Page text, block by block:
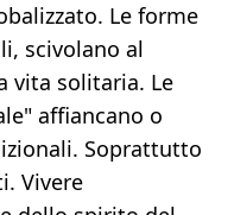
Le forme
scivolano al
vita solitaria. Le
affiancano o
Soprattutto
Vivere